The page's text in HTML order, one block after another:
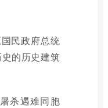
民政府总统
的历史建筑
杀遇难同胞